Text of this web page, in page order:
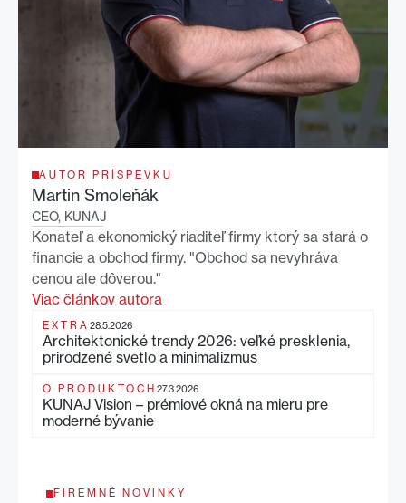
AUTOR PRÍSPEVKU
Martin Smoleňák
CEO, KUNAJ
Konateľ a ekonomický riaditeľ firmy ktorý sa stará o
financie a obchod firmy. "Obchod sa nevyhráva
cenou ale dôverou."
Viac článkov autora
EXTRA 28.5.2026
Architektonické trendy 2026: veľké presklenia,
prirodzené svetlo a minimalizmus
O PRODUKTOCH 27.3.2026
KUNAJ Vision – prémiové okná na mieru pre
moderné bývanie
FIREMNÉ NOVINKY